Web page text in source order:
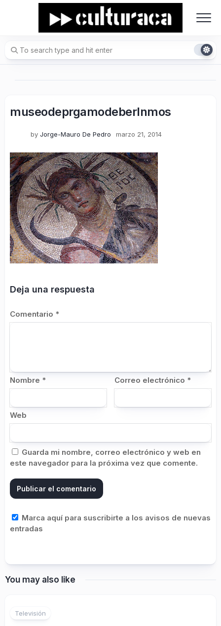
museodeprgamodeberlnmos
by Jorge-Mauro De Pedro marzo 21, 2014
Deja una respuesta
Comentario *
Nombre * Correo electrónico *
Web
Guarda mi nombre, correo electrónico y web en
este navegador para la próxima vez que comente.
Marca aquí para suscribirte a los avisos de nuevas
entradas
You may also like
Televisión